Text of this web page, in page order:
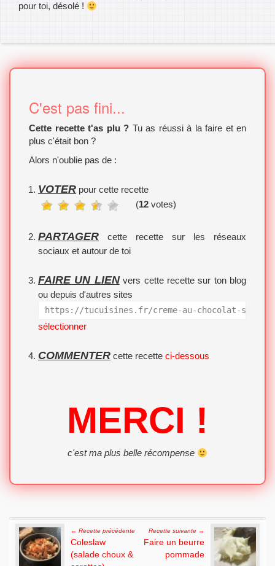
pour toi, désolé !
C'est pas fini...
Cette recette t'as plu ? Tu as réussi à la faire et en
plus c'était bon ?
Alors n'oublie pas de :
VOTER pour cette recette
(12 votes)
PARTAGER cette recette sur les réseaux
sociaux et autour de toi
FAIRE UN LIENvers cette recette sur ton blog
ou depuis d'autres sites
https://tucuisines.fr/creme-au-chocolat-
sélectionner
COMMENTER cette recette ci-dessous
MERCI !
c'est ma plus belle récompense
Post navigation← Recette précédente
Coleslaw
(salade choux &
Recette suivante →
Faire un beurre
pommade